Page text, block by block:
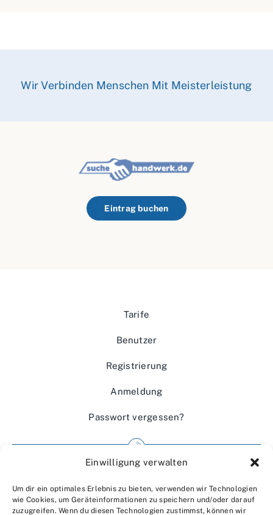
Einwilligung verwalten
Um dir ein optimales Erlebnis zu bieten, verwenden wir Technologien
wie Cookies, um Geräteinformationen zu speichern und/oder darauf
zuzugreifen. Wenn du diesen Technologien zustimmst, können wir
Wir Verbinden Menschen Mit Meisterleistung
Eintrag buchen
Tarife
Benutzer
Registrierung
Anmeldung
Passwort vergessen?
Wir über uns